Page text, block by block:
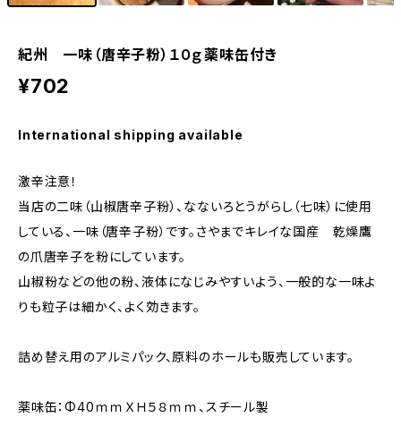
紀州 一味（唐辛子粉）１０ｇ薬味缶付き
¥702
International shipping available
激辛注意！
当店の二味（山椒唐辛子粉）、なないろとうがらし（七味）に使用
している、一味（唐辛子粉）です。さやまでキレイな国産 乾燥鷹
の爪唐辛子を粉にしています。
山椒粉などの他の粉、液体になじみやすいよう、一般的な一味よ
りも粒子は細かく、よく効きます。
詰め替え用のアルミパック、原料のホールも販売しています。
薬味缶：Φ40ｍｍＸＨ５８ｍｍ、スチール製